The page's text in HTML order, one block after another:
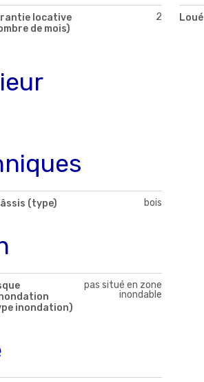
locative
de mois)
2 Loué
(type) bois
inondation)
pas situé en zone
inondable